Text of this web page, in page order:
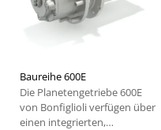
Baureihe 600E
Die Planetengetriebe 600E
von Bonfiglioli verfügen über
einen integrierten,